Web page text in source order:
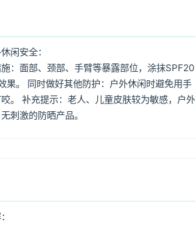
闲安全：
：面部、颈部、手臂等暴露部位，涂抹SPF20
果。 同时做好其他防护：户外休闲时避免用手
。 补充提示：老人、儿童皮肤较为敏感，户外
刺激的防晒产品。